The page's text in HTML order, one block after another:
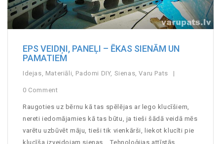
EPS VEIDŅI, PANEĻI – ĒKAS SIENĀM UN
PAMATIEM
Idejas Materiāli Padomi DIY, Sienas ,Varu Pats
0 Comment
Raugoties uz bērnu kā tas spēlējas ar lego klucīšiem,
nereti iedomājamies kā tas būtu, ja tieši šādā veidā mēs
varētu uzbūvēt māju, tieši tik vienkārši, liekot klucīti pie
klucīša izveidojam sienas... Tehnoloģijas attīstās,